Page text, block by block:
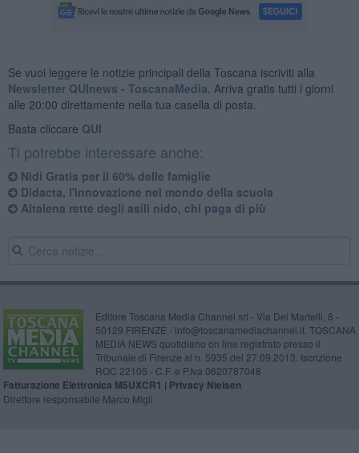
Se vuoi leggere le notizie principali della Toscana iscriviti alla
Newsletter QUInews - ToscanaMedia. Arriva gratis tutti i giorni
alle 20:00 direttamente nella tua casella di posta.
Basta cliccare QUI
Ti potrebbe interessare anche:
Nidi Gratis per il 60% delle famiglie
Didacta, l'innovazione nel mondo della scuola
Altalena rette degli asili nido, chi paga di più
Editore Toscana Media Channel srl - Via Dei Martelli, 8 -
50129 FIRENZE - info@toscanamediachannel.it. TOSCANA
MEDIA NEWS quotidiano on line registrato presso il
Tribunale di Firenze al n. 5935 del 27.09.2013. Iscrizione
ROC 22105 - C.F. e P.Iva 0620787048
Fatturazione Elettronica M5UXCR1 | Privacy Nielsen
Direttore responsabile Marco Migli